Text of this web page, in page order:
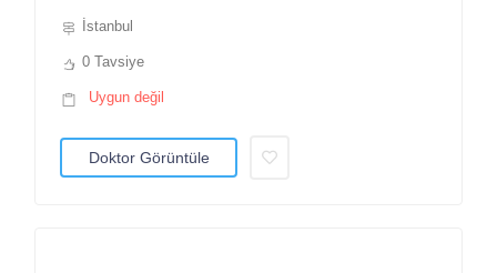
İstanbul
0 Tavsiye
Uygun değil
Doktor Görüntüle